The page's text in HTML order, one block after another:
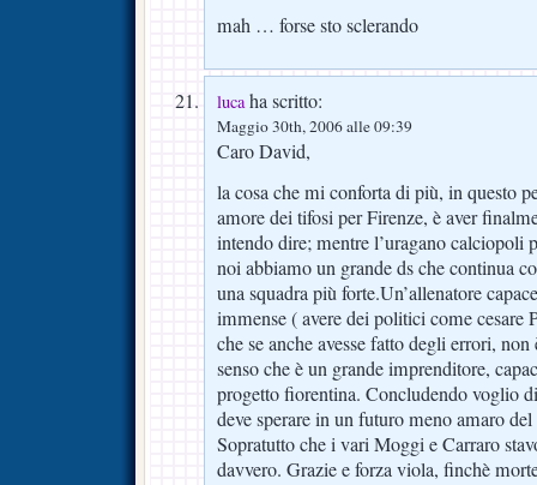
mah … forse sto sclerando
lucaha scritto:
Maggio 30th, 2006 alle 09:39
Caro David,
la cosa che mi conforta di più, in questo
amore dei tifosi per Firenze, è aver
intendo dire; mentre l’uragano calciopoli
noi abbiamo un grande ds che continua
una squadra più forte.Un’allenatore
immense ( avere dei politici come cesare
che se anche avesse fatto degli errori,
senso che è un grande imprenditore,
progetto fiorentina. Concludendo voglio
deve sperare in un futuro meno amaro del
Sopratutto che i vari Moggi e Carraro
davvero. Grazie e forza viola, finchè